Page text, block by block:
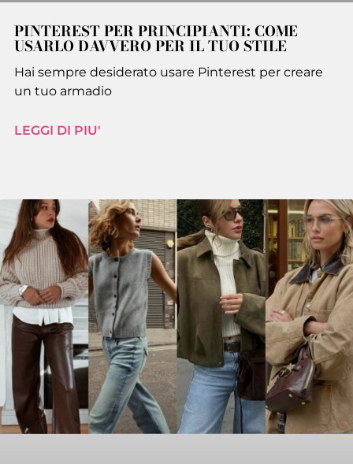
PINTEREST PER PRINCIPIANTI: COME
USARLO DAVVERO PER IL TUO STILE
Hai sempre desiderato usare Pinterest per creare
un tuo armadio
LEGGI DI PIU'